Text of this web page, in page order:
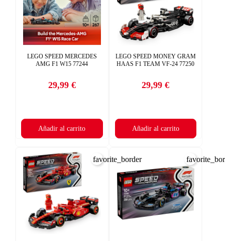
LEGO SPEED MERCEDES
AMG F1 W15 77244
Precio
29,99 €
Añadir al carrito
LEGO SPEED MONEY GRAM
HAAS F1 TEAM VF-24 77250
Precio
29,99 €
Añadir al carrito
favorite_border